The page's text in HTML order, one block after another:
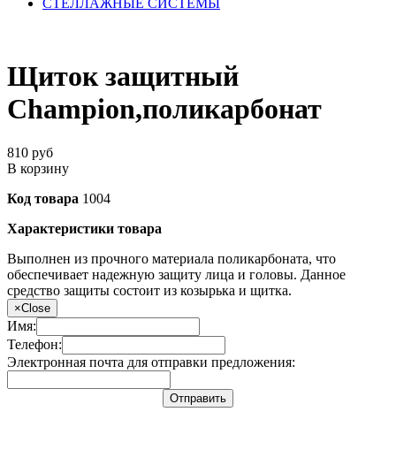
СТЕЛЛАЖНЫЕ СИСТЕМЫ
Щиток защитный
Champion,поликарбонат
810 руб
В корзину
Код товара 1004
Характеристики товара
Выполнен из прочного материала поликарбоната, что
обеспечивает надежную защиту лица и головы. Данное
средство защиты состоит из козырька и щитка.
×Close
Имя:
Телефон:
Электронная почта для отправки предложения:
Отправить